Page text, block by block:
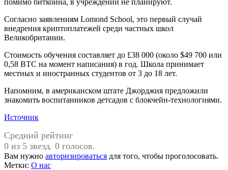
Согласно заявлениям Lomond School, это первый случай
внедрения криптоплатежей среди частных школ
Великобритании.
Стоимость обучения составляет до £38 000 (около $49 700 или
0,58 BTC на момент написания) в год. Школа принимает
местных и иностранных студентов от 3 до 18 лет.
Напомним, в американском штате Джорджия предложили
знакомить воспитанников детсадов с блокчейн-технологиями.
Источник
Средний рейтинг
0 из 5 звезд. 0 голосов.
Вам нужно авторизироваться для того, чтобы проголосовать.
Метки: О нас